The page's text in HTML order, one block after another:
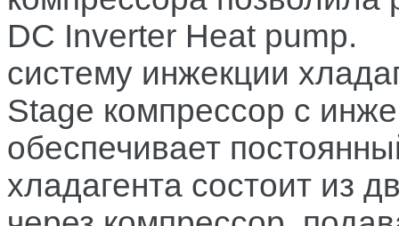
DC Inverter Heat pump.
систему инжекции
Stage компрессор с
обеспечивает
хладагента состоит из